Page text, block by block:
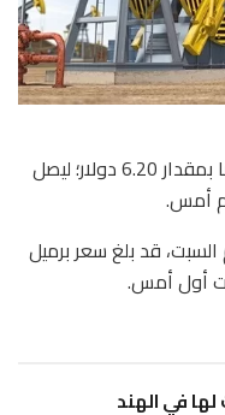
سجل سعر برميل النفط الكويتي انخفاضا بمقدار 6.20 دولار؛ ليصل
قد بلغ سعر برميل
في الهند